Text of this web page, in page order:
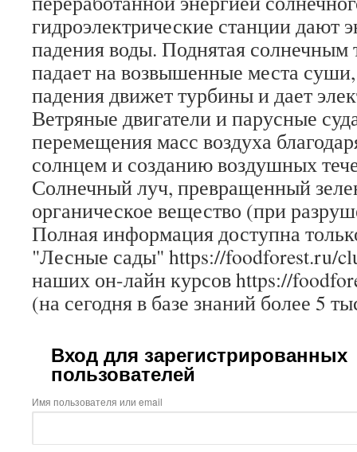
гидроэлектрические станции дают
падения воды. Поднятая солнечным
падает на возвышенные места суши,
падения движет турбины и дает
Ветряные двигатели и парусные
перемещения масс воздуха
солнцем и созданию воздушных
Солнечный луч, превращенный
органическое вещество (при
Полная информация доступна
"Лесные сады" https://foodforest.ru/
наших он-лайн курсов https://
(на сегодня в базе знаний более 5
Вход для зарегистрированных
пользователей
Имя пользователя или email